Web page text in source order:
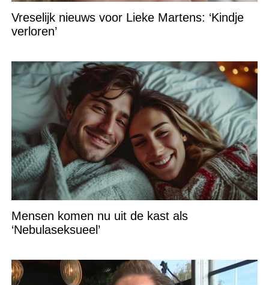
Vreselijk nieuws voor Lieke Martens: ‘Kindje
verloren’
Mensen komen nu uit de kast als
‘Nebulaseksueel’